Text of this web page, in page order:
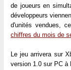
de joueurs en
développeurs
d'unités vendues,
chiffres du mois de
Le jeu arrivera sur
version 1.0 sur PC à